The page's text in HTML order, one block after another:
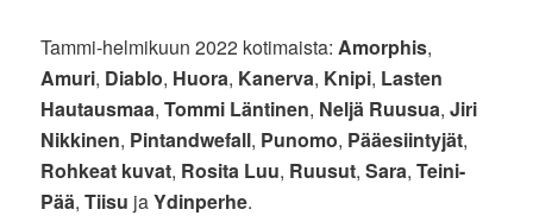
Tammi-helmikuun 2022 kotimaista: Amorphis,
Amuri, Diablo, Huora, Kanerva, Knipi, Lasten
Hautausmaa,Tommi Läntinen, Neljä Ruusua,Jiri
Nikkinen, Pintandwefall, Punomo, Pääesiintyjät,
Rohkeat kuvat, Rosita Luu, Ruusut,Sara,Teini-
Pää,Tiisu jaYdinperhe.